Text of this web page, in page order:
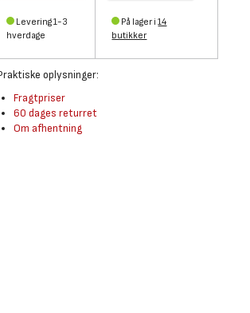
Levering 1-3
hverdage
På lager i14
butikker
oplysninger:
Fragtpriser
60 dages returret
Om afhentning